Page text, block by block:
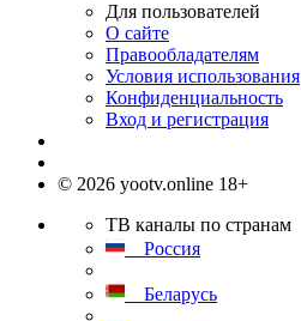
Для пользователей
О сайте
Правообладателям
Условия использования
Конфиденциальность
Вход и регистрация
© 2026 yootv.online 18+
ТВ каналы по странам
Россия
Беларусь